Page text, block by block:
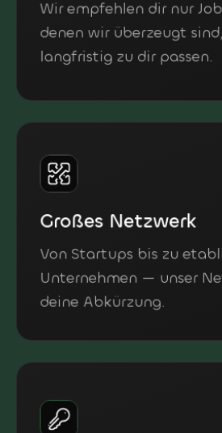
Wir empfehlen dir nur
denen wir überzeugt
langfristig zu dir passen.
Großes Netzwerk
Von Startups bis zu
Unternehmen — unser
deine Abkürzung.